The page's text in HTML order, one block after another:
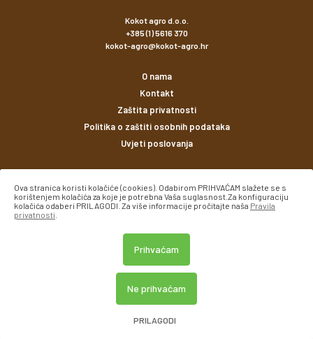
Kokot agro d.o.o.
+385 (1) 5616 370
kokot-agro@kokot-agro.hr
O nama
Kontakt
Zaštita privatnosti
Politika o zaštiti osobnih podataka
Uvjeti poslovanja
© Kokot agro 2026. Sva prava pridržana.
Ova stranica koristi kolačiće (cookies). Odabirom PRIHVAĆAM slažete se s
korištenjem kolačića za koje je potrebna Vaša suglasnost.Za konfiguraciju
kolačića odaberi PRILAGODI. Za više informacije pročitajte naša Pravila
privatnosti
PRILAGODI
Ne prihvaćam
Prihvaćam